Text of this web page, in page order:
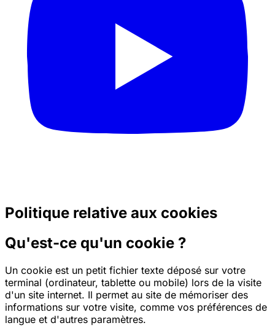
Politique relative aux cookies
Qu'est-ce qu'un cookie ?
Un cookie est un petit fichier texte déposé sur votre
terminal (ordinateur, tablette ou mobile) lors de la visite
d'un site internet. Il permet au site de mémoriser des
informations sur votre visite, comme vos préférences de
langue et d'autres paramètres.